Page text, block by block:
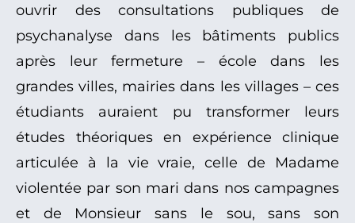
ouvrir des consultations publiques de
psychanalyse dans les bâtiments publics
après leur fermeture – école dans les
grandes villes, mairies dans les villages – ces
étudiants auraient pu transformer leurs
études théoriques en expérience clinique
articulée à la vie vraie, celle de Madame
violentée par son mari dans nos campagnes
et de Monsieur sans le sou, sans son